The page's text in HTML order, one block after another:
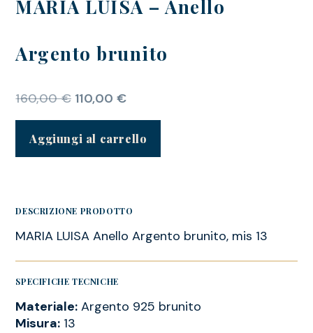
MARIA LUISA – Anello
Argento brunito
160,00€ 110,00 €
Aggiungi al carrello
DESCRIZIONE PRODOTTO
MARIA LUISA Anello Argento brunito, mis 13
SPECIFICHE TECNICHE
Materiale: Argento 925 brunito
Misura: 13